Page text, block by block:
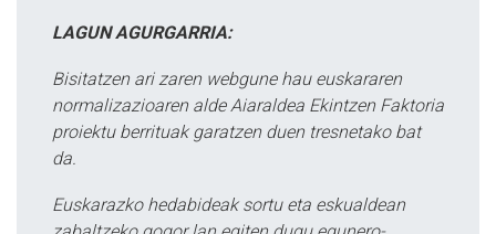
LAGUN AGURGARRIA:
Bisitatzen ari zaren webgune hau euskararen
normalizazioaren alde Aiaraldea Ekintzen Faktoria
proiektu berrituak garatzen duen tresnetako bat
da.
Euskarazko hedabideak sortu eta eskualdean